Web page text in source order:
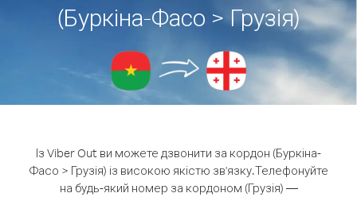
(Буркіна-Фасо > Грузія)
Із Viber Out ви можете дзвонити за кордон (Буркіна-
Фасо > Грузія) із високою якістю зв'язку.Телефонуйте
на будь-який номер за кордоном (Грузія) —